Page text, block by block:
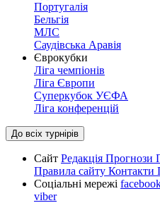
Португалія
Бельгія
МЛС
Саудівська Аравія
Єврокубки
Ліга чемпіонів
Ліга Європи
Суперкубок УЄФА
Ліга конференцій
До всіх турнірів
Сайт Редакція Прогнози
Правила сайту Контакти
Соціальні мережі
viber